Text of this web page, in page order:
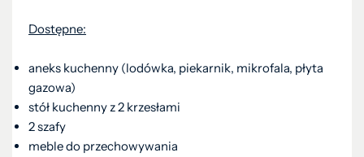
Dostępne:
aneks kuchenny (lodówka, piekarnik, mikrofala, płyta
gazowa)
stół kuchenny z 2 krzesłami
2 szafy
meble do przechowywania